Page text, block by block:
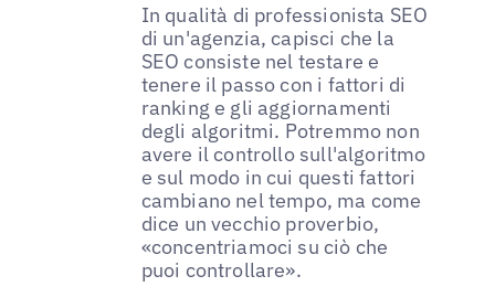
In qualità di professionista SEO
di un'agenzia, capisci che la
SEO consiste nel testare e
tenere il passo con i fattori di
ranking e gli aggiornamenti
degli algoritmi. Potremmo non
avere il controllo sull'algoritmo
e sul modo in cui questi fattori
cambiano nel tempo, ma come
dice un vecchio proverbio,
«concentriamoci su ciò che
puoi controllare».